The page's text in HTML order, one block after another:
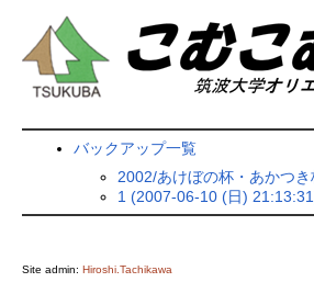
バックアップ一覧
2002/あけぼの杯・あかつ
1 (2007-06-10 (日)
Site admin: Hiroshi.Tachikawa